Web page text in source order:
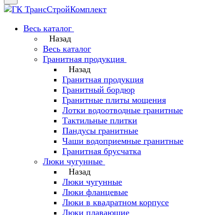
Весь каталог
Назад
Весь каталог
Гранитная продукция
Назад
Гранитная продукция
Гранитный бордюр
Гранитные плиты мощения
Лотки водоотводные гранитные
Тактильные плитки
Пандусы гранитные
Чаши водоприемные гранитные
Гранитная брусчатка
Люки чугунные
Назад
Люки чугунные
Люки фланцевые
Люки в квадратном корпусе
Люки плавающие